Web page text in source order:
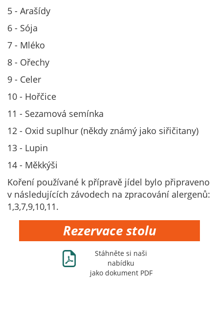
5 - Arašídy
6 - Sója
7 - Mléko
8 - Ořechy
9 - Celer
10 - Hořčice
11 - Sezamová semínka
12 - Oxid suplhur (někdy známý jako siřičitany)
13 - Lupin
14 - Měkkýši
Koření používané k přípravě jídel bylo připraveno
v následujících závodech na zpracování alergenů:
1,3,7,9,10,11.
Rezervace stolu
Ж
Stáhněte si naši
nabídku
jako dokument PDF